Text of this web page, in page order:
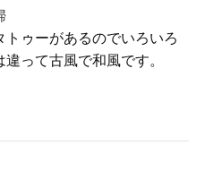
ゥーがあるのでいろいろ
って古風で和風です。